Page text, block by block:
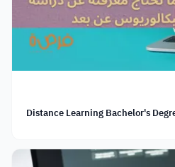
Distance Learning Bachelor's